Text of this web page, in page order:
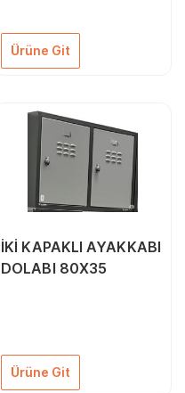
Ürüne Git
İKİ KAPAKLI AYAKKABI
DOLABI 80X35
Ürüne Git